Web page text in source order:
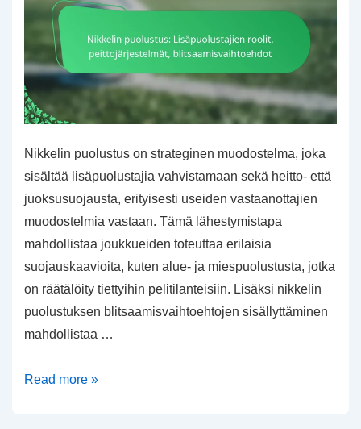
Nikkelin puolustus on strateginen muodostelma, joka
sisältää lisäpuolustajia vahvistamaan sekä heitto- että
juoksusuojausta, erityisesti useiden vastaanottajien
muodostelmia vastaan. Tämä lähestymistapa
mahdollistaa joukkueiden toteuttaa erilaisia
suojauskaavioita, kuten alue- ja miespuolustusta, jotka
on räätälöity tiettyihin pelitilanteisiin. Lisäksi nikkelin
puolustuksen blitsaamisvaihtoehtojen sisällyttäminen
mahdollistaa …
Nikkelin
Read more »